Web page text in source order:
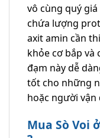
vô cùng quý
chứa lượng
axit amin cần
khỏe cơ bắp và
đạm này dễ
tốt cho những
hoặc người vận
Mua Sò Voi